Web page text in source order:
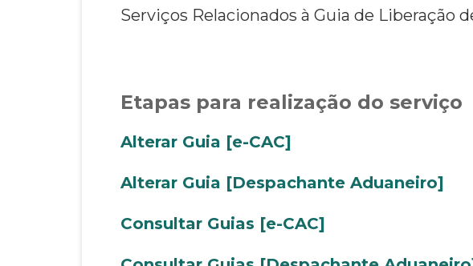
Serviços Relacionados à Guia de Liberação
Etapas para realização do serviço
Alterar Guia [e-CAC]
Alterar Guia [Despachante Aduaneiro]
Consultar Guias [e-CAC]